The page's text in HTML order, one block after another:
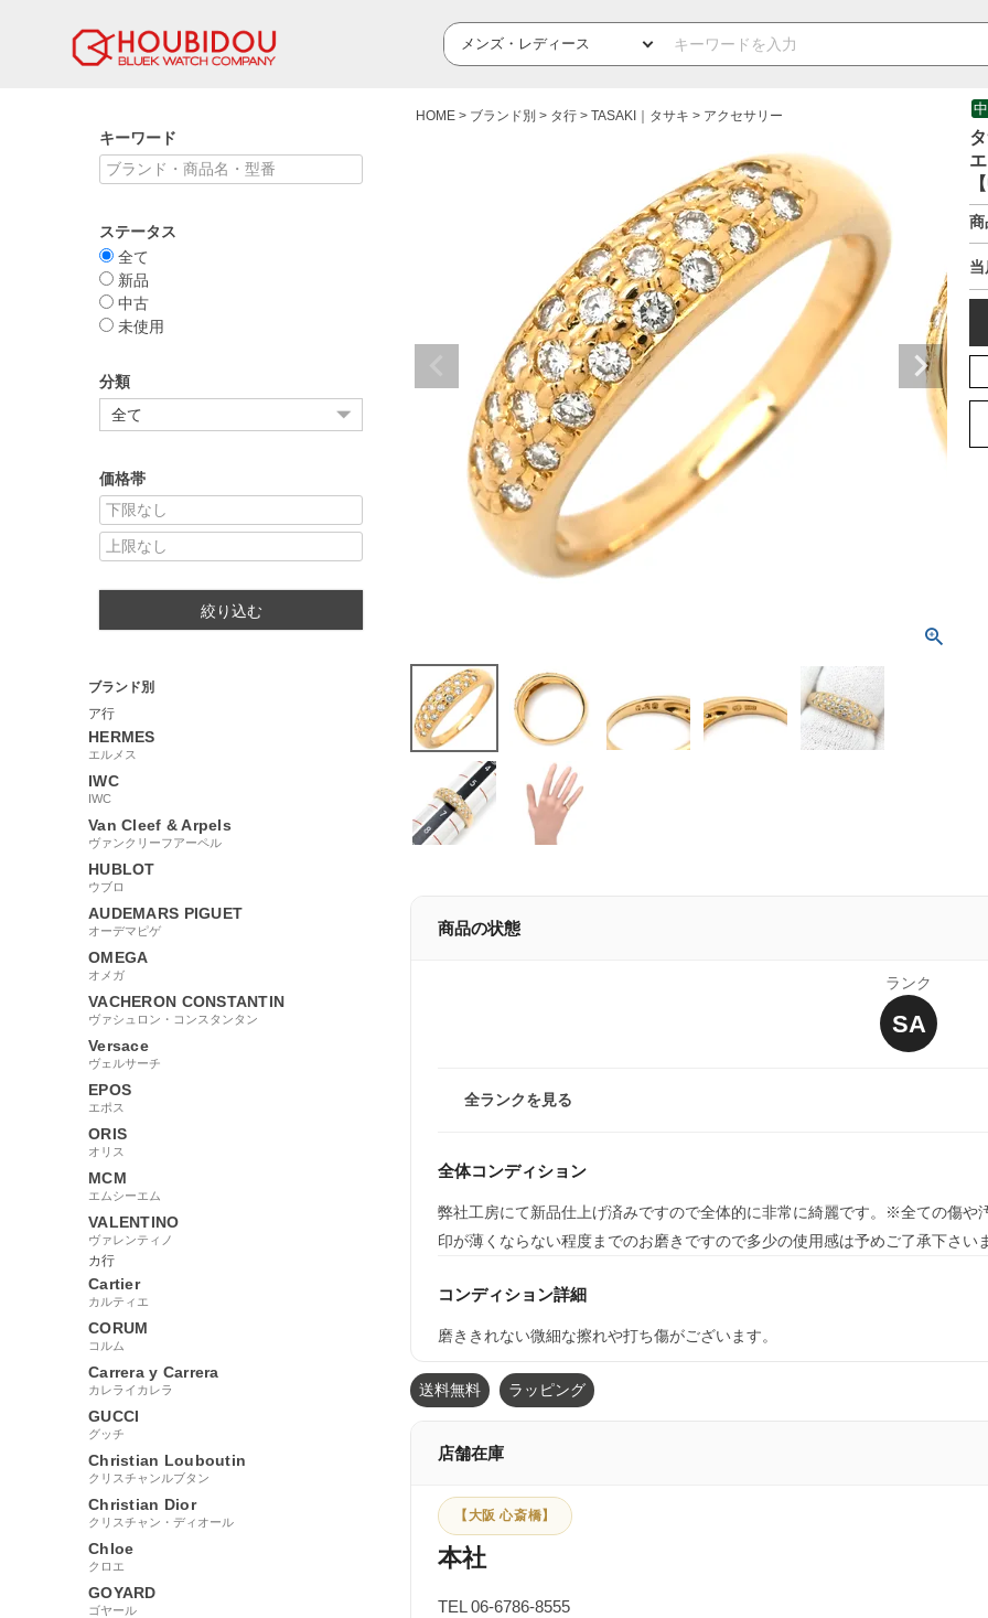
キーワード
ステータス
全て
新品
中古
未使用
分類
価格帯
絞り込む
ブランド別
ア行
HERMES
エルメス
IWC
IWC
Van Cleef & Arpels
ヴァンクリーフアーペル
HUBLOT
ウブロ
AUDEMARS PIGUET
オーデマピゲ
OMEGA
オメガ
VACHERON CONSTANTIN
ヴァシュロン・コンスタンタン
Versace
ヴェルサーチ
EPOS
エポス
ORIS
オリス
MCM
エムシーエム
VALENTINO
ヴァレンティノ
カ行
Cartier
カルティエ
CORUM
コルム
Carrera y Carrera
カレライカレラ
GUCCI
グッチ
Christian Louboutin
クリスチャンルブタン
Christian Dior
クリスチャン・ディオール
Chloe
クロエ
GOYARD
ゴヤール
HOME ブランド別 タ行 TASAKI｜タサキ アクセサリー
商
商品の状態
ランク
SA
全ランクを見る
全体コンディション
弊社工房にて新品仕上げ済みですので全体的に非常に綺麗です。※全ての傷や
印が薄くならない程度までのお磨きですので多少の使用感は予めご了承下さい
コンディション詳細
磨ききれない微細な擦れや打ち傷がございます。
送料無料 ラッピング
店舗在庫
【大阪 心斎橋】
本社
TEL 06-6786-8555